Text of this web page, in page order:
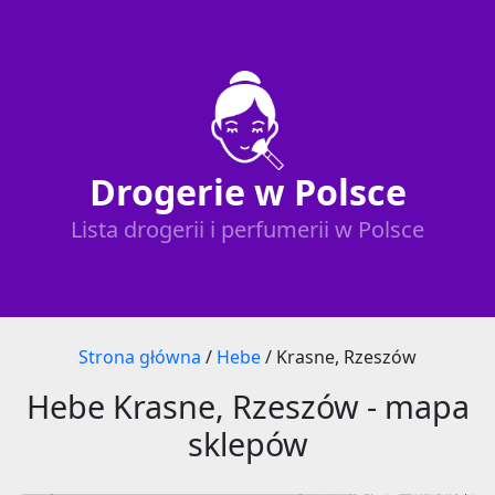
Drogerie w Polsce
Lista drogerii i perfumerii w Polsce
Strona główna / Hebe/ Krasne, Rzeszów
Hebe Krasne, Rzeszów - mapa
sklepów